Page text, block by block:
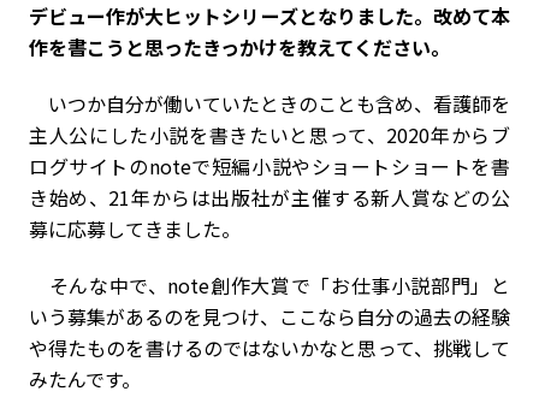
――デビュー作が大ヒットシリーズとなりました。改めて本
作を書こうと思ったきっかけを教えてください。
いつか自分が働いていたときのことも含め、看護師を
主人公にした小説を書きたいと思って、2020年からブ
ログサイトのnoteで短編小説やショートショートを書
き始め、21年からは出版社が主催する新人賞などの公
募に応募してきました。
そんな中で、note創作大賞で「お仕事小説部門」と
いう募集があるのを見つけ、ここなら自分の過去の経験
や得たものを書けるのではないかなと思って、挑戦して
みたんです。